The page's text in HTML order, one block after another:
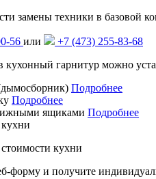
замены техники в базовой
56 или
+7 (473) 255-83-68
кухонный гарнитур можно
Подробнее
Подробнее
ящиками Подробнее
кухни
стоимости кухни
форму и получите